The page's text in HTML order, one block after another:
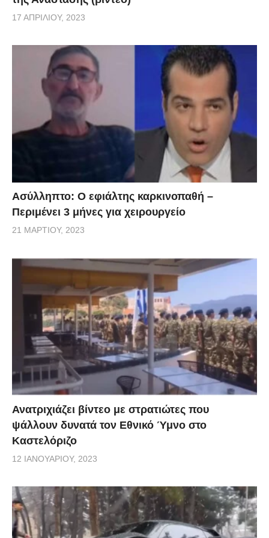
ειδοποιήθηκε από εθελοντικό πυροφυλάκιο στη
Ραφήνα. Παράλληλα, επίσημα στοιχεία αναφορικά
με την κινητοποίηση των δυνάμεων προκύπτει ότι οι
πρώτες υδροφόρες που έσπευσαν στο μέτωπο ήταν
εθελοντικών ομάδων και έφθασαν στο σημείο στις
5.15 μ.μ., 35 λεπτά μετά την εκδήλωση της φωτιάς.
17 ΑΠΡΙΛΊΟΥ, 2023
Ασύλληπτο: Ο εφιάλτης καρκινοπαθή –
Περιμένει 3 μήνες για χειρουργείο
21 ΜΑΡΤΊΟΥ, 2023
Ανατριχιάζει βίντεο με στρατιώτες που
ψάλλουν δυνατά τον Εθνικό Ύμνο στο
Καστελόριζο
12 ΙΑΝΟΥΑΡΊΟΥ, 2023